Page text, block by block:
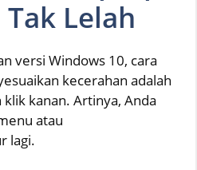
Lelah
versi Windows 10, cara
kecerahan adalah
kanan. Artinya, Anda
atau
lagi.